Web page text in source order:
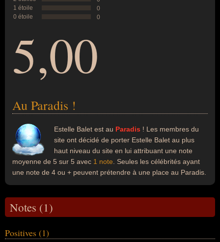
1 étoile
0
0 étoile
0
5,00
Au Paradis !
Estelle Balet est au Paradis ! Les membres du
site ont décidé de porter Estelle Balet au plus
haut niveau du site en lui attribuant une note
moyenne de 5 sur 5 avec 1 note . Seules les célébrités ayant
une note de 4 ou + peuvent prétendre à une place au Paradis.
Notes (1)
Positives (1)